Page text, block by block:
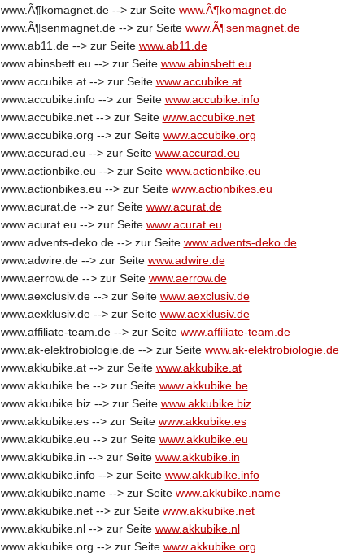
www.Ã¶komagnet.de --> zur Seite www.Ã¶komagnet.de
www.Ã¶senmagnet.de --> zur Seite www.Ã¶senmagnet.de
www.ab11.de --> zur Seite www.ab11.de
www.abinsbett.eu --> zur Seite www.abinsbett.eu
www.accubike.at --> zur Seite www.accubike.at
www.accubike.info --> zur Seite www.accubike.info
www.accubike.net --> zur Seite www.accubike.net
www.accubike.org --> zur Seite www.accubike.org
www.accurad.eu --> zur Seite www.accurad.eu
www.actionbike.eu --> zur Seite www.actionbike.eu
www.actionbikes.eu --> zur Seite www.actionbikes.eu
www.acurat.de --> zur Seite www.acurat.de
www.acurat.eu --> zur Seite www.acurat.eu
www.advents-deko.de --> zur Seite www.advents-deko.de
www.adwire.de --> zur Seite www.adwire.de
www.aerrow.de --> zur Seite www.aerrow.de
www.aexclusiv.de --> zur Seite www.aexclusiv.de
www.aexklusiv.de --> zur Seite www.aexklusiv.de
www.affiliate-team.de --> zur Seite www.affiliate-team.de
www.ak-elektrobiologie.de --> zur Seite www.ak-elektrobiologie.de
www.akkubike.at --> zur Seite www.akkubike.at
www.akkubike.be --> zur Seite www.akkubike.be
www.akkubike.biz --> zur Seite www.akkubike.biz
www.akkubike.es --> zur Seite www.akkubike.es
www.akkubike.eu --> zur Seite www.akkubike.eu
www.akkubike.in --> zur Seite www.akkubike.in
www.akkubike.info --> zur Seite www.akkubike.info
www.akkubike.name --> zur Seite www.akkubike.name
www.akkubike.net --> zur Seite www.akkubike.net
www.akkubike.nl --> zur Seite www.akkubike.nl
www.akkubike.org --> zur Seite www.akkubike.org